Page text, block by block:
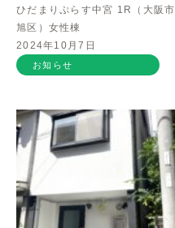
ひだまりぷらす中宮 1R（大阪市
旭区）女性棟
2024年10月7日
お知らせ